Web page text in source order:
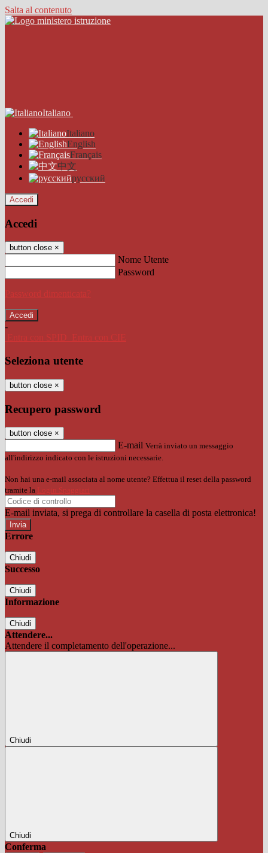
Salta al contenuto
Italiano
Italiano
English
Français
中文
русский
Accedi
Accedi
button close ×
Nome Utente
Password
Password dimenticata?
-
Entra con SPID
Entra con CIE
Seleziona utente
button close ×
Recupero password
button close ×
E-mail Verrà inviato un messaggio
all'indirizzo indicato con le istruzioni necessarie.
Non hai una e-mail associata al nome utente? Effettua il reset della password
tramite la Login Spaggiari
E-mail inviata, si prega di controllare la casella di posta elettronica!
Errore
Chiudi
Successo
Chiudi
Informazione
Chiudi
Attendere...
Attendere il completamento dell'operazione...
Chiudi
Chiudi
Conferma